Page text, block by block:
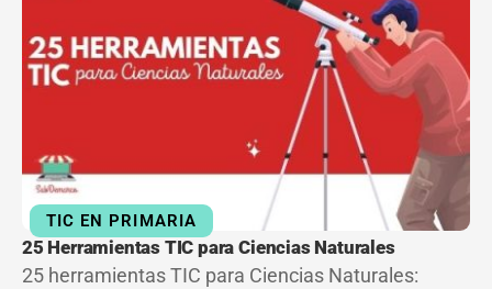
TIC EN PRIMARIA
25 Herramientas TIC para Ciencias Naturales
25 herramientas TIC para Ciencias Naturales: